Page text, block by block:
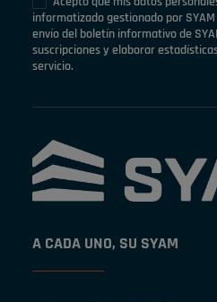
informatizado gestionado por
envío del boletín informativo de
suscripciones y elaborar
servicio.
A CADA UNO, SU SYAM